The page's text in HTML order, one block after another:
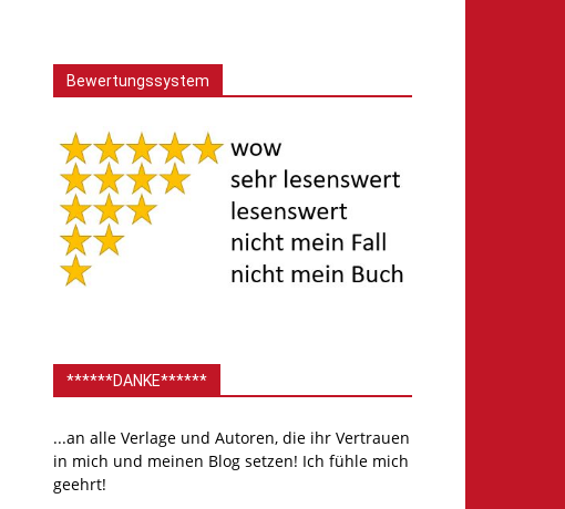
Bewertungssystem
******DANKE******
...an alle Verlage und Autoren, die ihr Vertrauen
in mich und meinen Blog setzen! Ich fühle mich
geehrt!